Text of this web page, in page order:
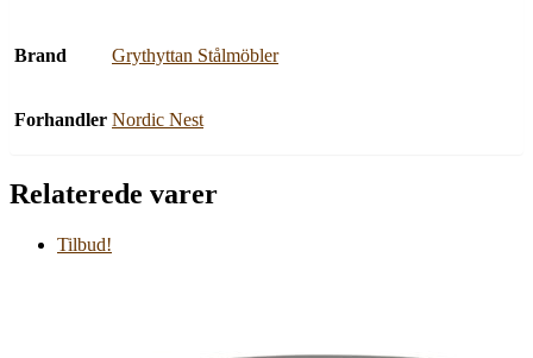
Brand Grythyttan Stålmöbler
Forhandler Nordic Nest
Relaterede varer
Tilbud!